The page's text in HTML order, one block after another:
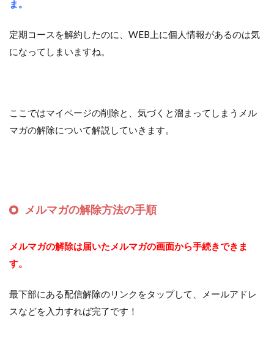
ま。
定期コースを解約したのに、WEB上に個人情報があるのは気
になってしまいますね。
ここではマイページの削除と、気づくと溜まってしまうメル
マガの解除について解説していきます。
メルマガの解除方法の手順
メルマガの解除は届いたメルマガの画面から手続きできま
す。
最下部にある配信解除のリンクをタップして、メールアドレ
スなどを入力すれば完了です！